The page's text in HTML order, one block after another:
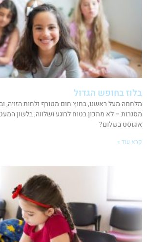
בלוז בחופש הגדול
מלחמה מעל ראשנו, בחוץ חום מטורף ולחות הזויה,
מסגרות – לא מתכון בטוח לרוגע ושלווה, בלשון
אוגוסט בשלום?
קרא עוד »